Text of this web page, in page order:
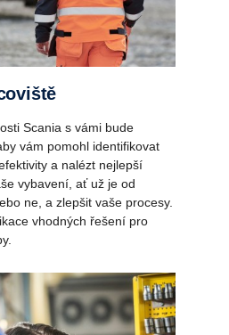
Scania s vámi bude
vám pomohl identifikovat
a nalézt nejlepší
vybavení, ať už je od
ne, a zlepšit vaše procesy.
vhodných řešení pro